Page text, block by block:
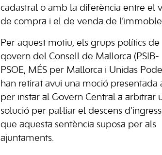
cadastral o amb la diferència entre el
de compra i el de venda de
Per aquest motiu, els grups polítics de
govern del Consell de Mallorca (PSIB-
PSOE, MÉS per Mallorca i Unidas
han retirat avui una moció presentada
per instar al Govern Central a arbitrar
solució per pal·liar el descens
que aquesta sentència suposa per als
ajuntaments.